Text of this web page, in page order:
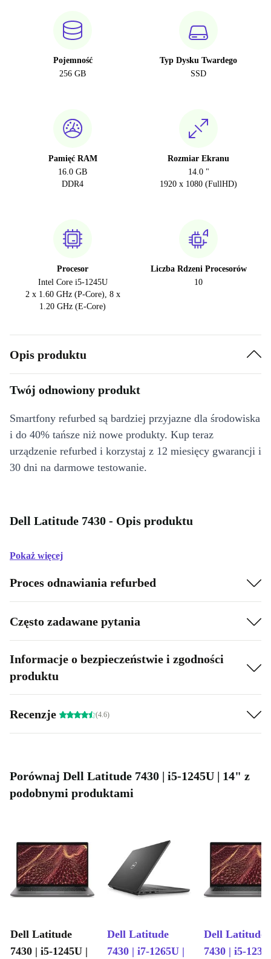
Pojemność
256 GB
Typ Dysku Twardego
SSD
Pamięć RAM
16.0 GB
DDR4
Rozmiar Ekranu
14.0 "
1920 x 1080 (FullHD)
Procesor
Intel Core i5-1245U
2 x 1.60 GHz (P-Core), 8 x
1.20 GHz (E-Core)
Liczba Rdzeni Procesorów
10
Opis produktu
Twój odnowiony produkt
Smartfony refurbed są bardziej przyjazne dla środowiska
i do 40% tańsze niż nowe produkty. Kup teraz
urządzenie refurbed i korzystaj z 12 miesięcy gwarancji i
30 dni na darmowe testowanie.
Dell Latitude 7430 - Opis produktu
Pokaż więcej
Proces odnawiania refurbed
Często zadawane pytania
Informacje o bezpieczeństwie i zgodności
produktu
Recenzje (4.6)
Porównaj Dell Latitude 7430 | i5-1245U | 14" z
podobnymi produktami
Dell Latitude
7430 | i5-1245U |
Dell Latitude
7430 | i7-1265U |
Dell Latitude
7430 | i5-